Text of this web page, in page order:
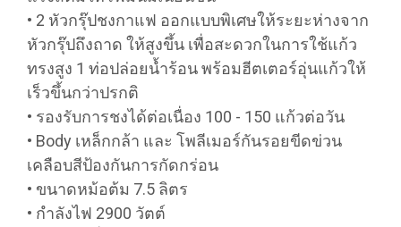
• 2 หัวกรุ๊ปชงกาแฟ ออกแบบพิเศษให้ระยะห่างจาก
หัวกรุ๊ปถึงถาด ให้สูงขึ้น เพื่อสะดวกในการใช้แก้ว
ทรงสูง 1 ท่อปล่อยน้ำร้อน พร้อมฮีตเตอร์อุ่นแก้วให้
เร็วขึ้นกว่าปรกติ
• รองรับการชงได้ต่อเนื่อง 100 - 150 แก้วต่อวัน
• Body เหล็กกล้า และ โพลีเมอร์กันรอยขีดข่วน
เคลือบสีป้องกันการกัดกร่อน
• ขนาดหม้อต้ม 7.5 ลิตร
• กำลังไฟ 2900 วัตต์